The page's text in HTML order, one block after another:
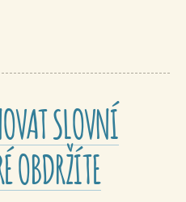
SLOVNÍ
OBDRŽÍTE